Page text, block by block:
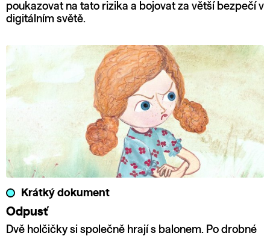
poukazovat na tato rizika a bojovat za větší bezpečí v
digitálním světě.
Krátký dokument
Odpusť
Dvě holčičky si společně hrají s balonem. Po drobné